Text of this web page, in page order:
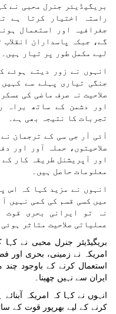
بریگیڈیئر جنرل محبی نے
راستہ اختیار کرتا ہے
جغرافیہ اور استعمال
گے، جبکہ پاسداران
لیے مکمل طور پر تیار ہیں۔
انہوں نے زور دیتے ہوئے
جنگی تیاری پہلے سے
صلاحیت نہ صرف ماضی کی
اور دشمن کے ساتھ براہ
تجربات کا نتیجہ بھی ہے۔
آئی آر جی سی کے ترجمان
صلاحیتوں، حملہ آور اور
اور آپریشنل طریقہ کار
معلومات حاصل ہیں۔
انہوں نے مزید کہا کہ اس
میں کسی قسم کی کمی نہیں
نہ تو ایرانی بحری
عملیاتی صلاحیت متاثر
بریگیڈیئر جنرل محبی نے
امریکہ نے زمینی، بحری
استعمال کرنے کے باوجود چند
ایران سے نہیں چھینا۔
انہوں نے کہا کہ امریکہ
کرنے کے لیے بھرپور قوت کے